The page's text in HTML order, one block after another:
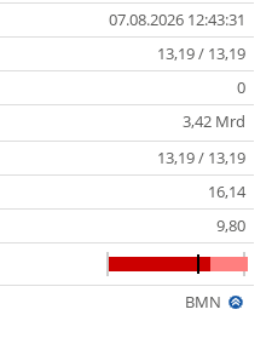
07.08.2026 12:43:31
13,19 / 13,19
0
3,42 Mrd
13,19 / 13,19
16,14
9,80
BMN